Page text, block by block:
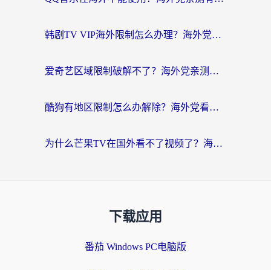
韩剧TV VIP海外限制怎么办理？海外党追剧看国内内容的实用指南
爱奇艺区域限制破解不了？海外党亲测有效的回国加速方案来了
酷狗有地区限制怎么办解除？海外党看国内剧听音乐的实用加速器指南
为什么芒果TV在国外看不了视频了？海外党追剧的终极解决方案来了
下载应用
番茄 Windows PC电脑版